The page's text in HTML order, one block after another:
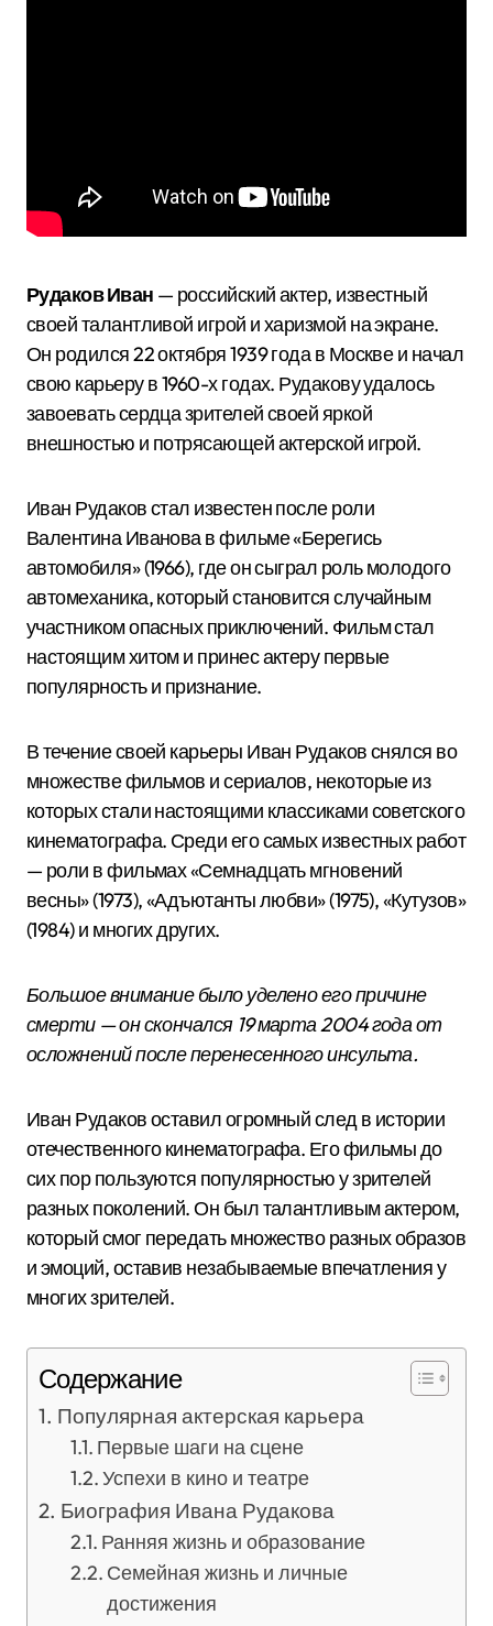
Рудаков Иван — российский актер, известный
своей талантливой игрой и харизмой на экране.
Он родился 22 октября 1939 года в Москве и начал
свою карьеру в 1960-х годах. Рудакову удалось
завоевать сердца зрителей своей яркой
внешностью и потрясающей актерской игрой.
Иван Рудаков стал известен после роли
Валентина Иванова в фильме «Берегись
автомобиля» (1966), где он сыграл роль молодого
автомеханика, который становится случайным
участником опасных приключений. Фильм стал
настоящим хитом и принес актеру первые
популярность и признание.
В течение своей карьеры Иван Рудаков снялся во
множестве фильмов и сериалов, некоторые из
которых стали настоящими классиками советского
кинематографа. Среди его самых известных работ
— роли в фильмах «Семнадцать мгновений
весны» (1973), «Адъютанты любви» (1975), «Кутузов»
(1984) и многих других.
Большое внимание было уделено его причине
смерти — он скончался 19 марта 2004 года от
осложнений после перенесенного инсульта.
Иван Рудаков оставил огромный след в истории
отечественного кинематографа. Его фильмы до
сих пор пользуются популярностью у зрителей
разных поколений. Он был талантливым актером,
который смог передать множество разных образов
и эмоций, оставив незабываемые впечатления у
многих зрителей.
Содержание
Популярная актерская карьера
Первые шаги на сцене
Успехи в кино и театре
Биография Ивана Рудакова
Ранняя жизнь и образование
Семейная жизнь и личные
достижения